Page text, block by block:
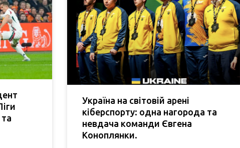
Україна на світовій арені
кіберспорту: одна нагорода та
невдача команди Євгена
Коноплянки.